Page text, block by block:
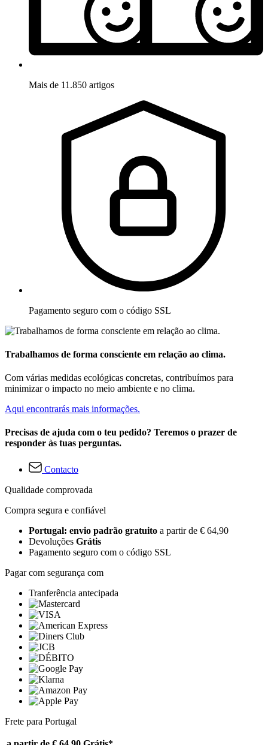
Mais de 11.850 artigos
Pagamento seguro com o código SSL
Trabalhamos de forma consciente em relação ao clima.
Com várias medidas ecológicas concretas, contribuímos para
minimizar o impacto no meio ambiente e no clima.
Aqui encontrarás mais informações.
Precisas de ajuda com o teu pedido? Teremos o prazer de
responder às tuas perguntas.
Contacto
Qualidade comprovada
Compra segura e confiável
Portugal: envio padrão gratuito a partir de € 64,90
Devoluções Grátis
Pagamento seguro com o código SSL
Pagar com segurança com
Tranferência antecipada
Frete para Portugal